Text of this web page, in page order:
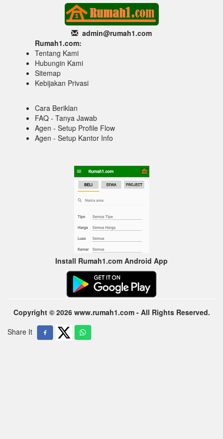
admin@rumah1.com
Rumah1.com:
Tentang Kami
Hubungin Kami
Sitemap
Kebijakan Privasi
Cara Beriklan
FAQ - Tanya Jawab
Agen - Setup Profile Flow
Agen - Setup Kantor Info
Install Rumah1.com Android App
Copyright © 2026 www.rumah1.com - All Rights Reserved.
Share It